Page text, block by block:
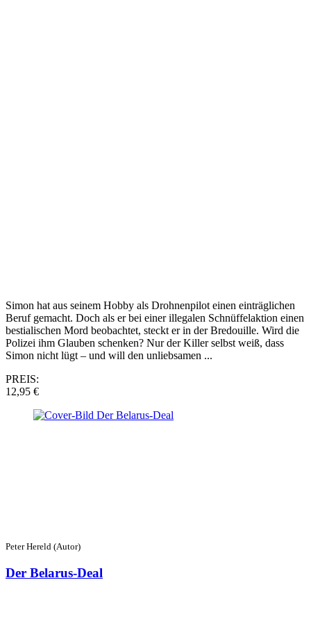
Simon hat aus seinem Hobby als Drohnenpilot einen einträglichen
Beruf gemacht. Doch als er bei einer illegalen Schnüffelaktion einen
bestialischen Mord beobachtet, steckt er in der Bredouille. Wird die
Polizei ihm Glauben schenken? Nur der Killer selbst weiß, dass
Simon nicht lügt – und will den unliebsamen ...
PREIS:
12,95 €
Peter Hereld (Autor)
Der Belarus-Deal